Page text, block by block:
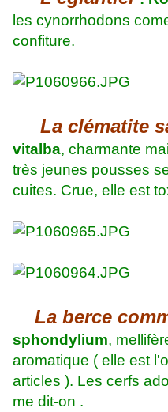
les cynorrhodons
confiture.
La clématite
vitalba, charmante
très jeunes pousses
cuites. Crue, elle est
La berce
sphondylium,
aromatique ( elle est
articles ). Les cerfs
me dit-on .